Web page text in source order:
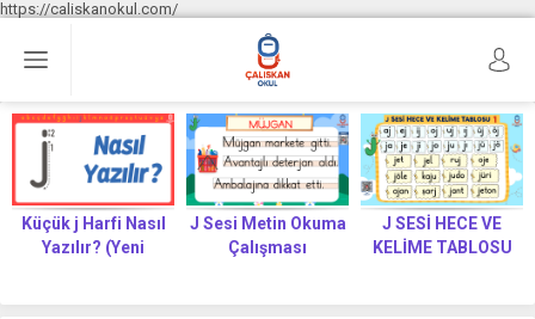
https://caliskanokul.com/
Küçük j Harfi Nasıl
Yazılır? (Yeni
J Sesi Metin Okuma
Çalışması
J SESİ HECE VE
KELİME TABLOSU